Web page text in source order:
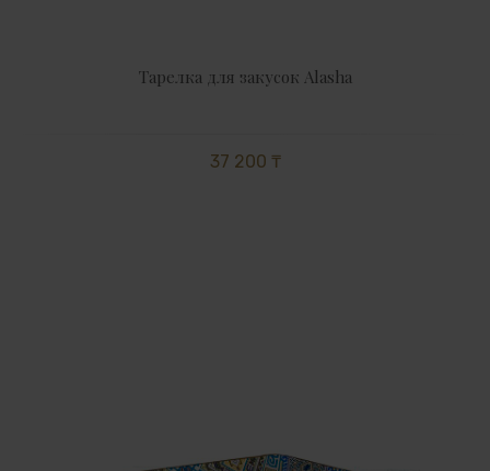
Тарелка для закусок Alasha
37 200 ₸